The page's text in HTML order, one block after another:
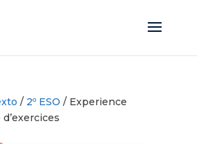
/ 2º ESO / Experience